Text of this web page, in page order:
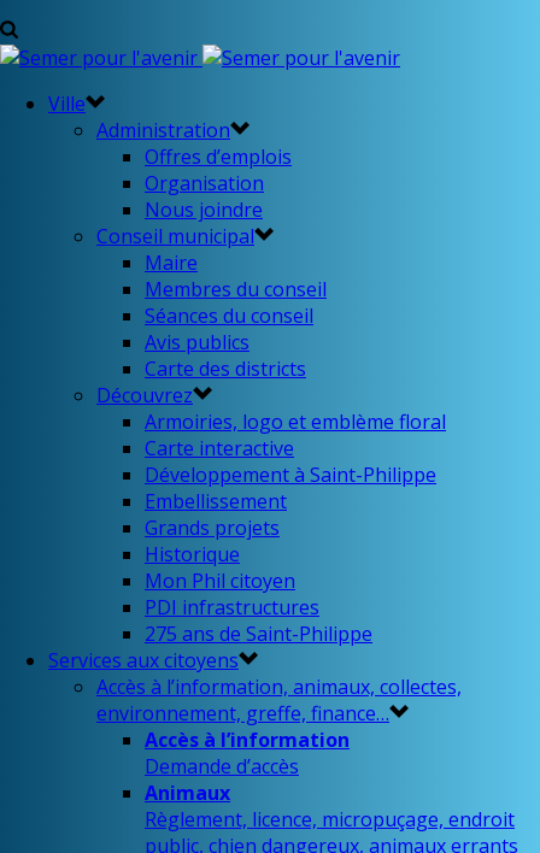
Ville
Administration
Offres d’emplois
Organisation
Nous joindre
Conseil municipal
Maire
Membres du conseil
Séances du conseil
Avis publics
Carte des districts
Découvrez
Armoiries, logo et emblème floral
Carte interactive
Développement à Saint-Philippe
Embellissement
Grands projets
Historique
Mon Phil citoyen
PDI infrastructures
275 ans de Saint-Philippe
Services aux citoyens
Accès à l’information, animaux, collectes,
environnement, greffe, finance…
Accès à l’information
Demande d’accès
Animaux
Règlement, licence, micropuçage, endroit
public, chien dangereux, animaux errants